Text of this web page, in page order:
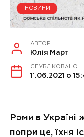
НОВИНИ
АВТОР
Юлія Март
ОПУБЛІКОВАНО
11.06.2021 о
Роми в Україні
попри це, їхня